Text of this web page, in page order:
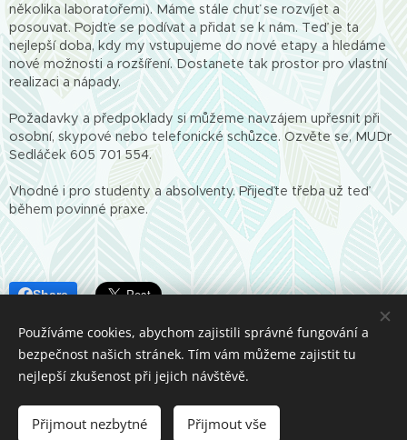
několika laboratořemi). Máme stále chuť se rozvíjet a
posouvat. Pojdťe se podívat a přidat se k nám. Teď je ta
nejlepší doba, kdy my vstupujeme do nové etapy a hledáme
nové možnosti a rozšíření. Dostanete tak prostor pro vlastní
realizaci a nápady.
Požadavky a předpoklady si můžeme navzájem upřesnit při
osobní, skypové nebo telefonické schůzce. Ozvěte se, MUDr
Sedláček 605 701 554.
Vhodné i pro studenty a absolventy. Přijeďte třeba už teď
během povinné praxe.
Share
Cookies
Používáme cookies, abychom zajistili správné fungování a
bezpečnost našich stránek. Tím vám můžeme zajistit tu
nejlepší zkušenost při jejich návštěvě.
Přijmout nezbytné Přijmout vše